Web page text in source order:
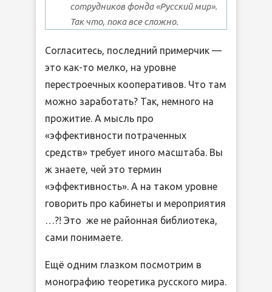
сотрудников фонда «Русский мир».
Так что, пока все сложно.
Согласитесь, последний примерчик —
это как-то мелко, на уровне
перестроечных кооперативов. Что там
можно заработать? Так, немного на
прожитие. А мысль про
«эффективности потраченных
средств» требует иного масштаба. Вы
ж знаете, чей это термин
«эффективность». А на таком уровне
говорить про кабинеты и мероприятия
…?! Это же не районная библиотека,
сами понимаете.
Ещё одним глазком посмотрим в
монографию теоретика русского мира.